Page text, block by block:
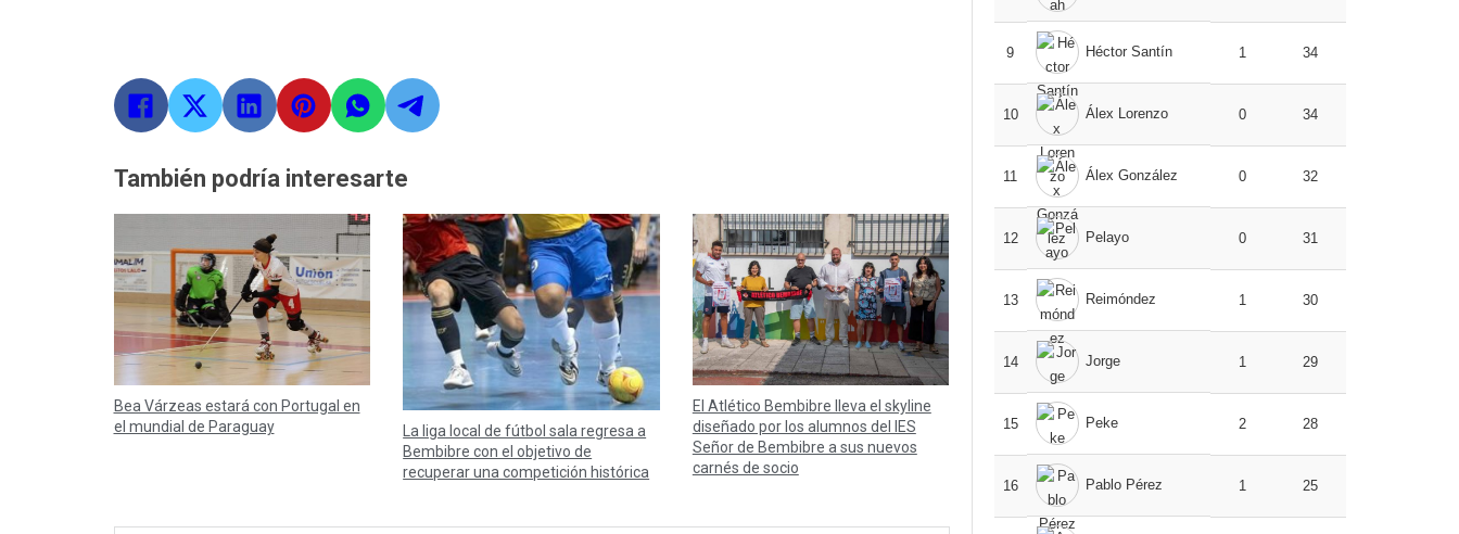
También podría interesarte
Bea Várzeas estará con Portugal en
el mundial de Paraguay
La liga local de fútbol sala regresa a
Bembibre con el objetivo de
recuperar una competición histórica
El Atlético Bembibre lleva el skyline
diseñado por los alumnos del IES
Señor de Bembibre a sus nuevos
carnés de socio
9 Héctor Santín 1 34
10 Álex Lorenzo 0 34
11 Álex González 0 32
12 Pelayo 0 31
13 Reimóndez 1 30
14 Jorge 1 29
15 Peke 2 28
16 Pablo Pérez 1 25